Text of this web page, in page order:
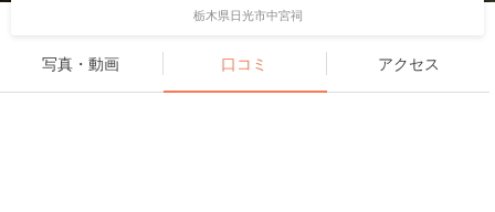
栃木県日光市中宮祠
写真・動画 口コミ アクセス